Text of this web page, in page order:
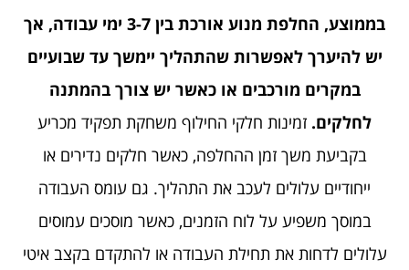
בממוצע, החלפת מנוע אורכת בין 3-7 ימי עבודה, אך
יש להיערך לאפשרות שהתהליך יימשך עד שבועיים
במקרים מורכבים או כאשר יש צורך בהמתנה
לחלקים. זמינות חלקי החילוף משחקת תפקיד מכריע
בקביעת משך זמן ההחלפה, כאשר חלקים נדירים או
ייחודיים עלולים לעכב את התהליך. גם עומס העבודה
במוסך משפיע על לוח הזמנים, כאשר מוסכים עמוסים
עלולים לדחות את תחילת העבודה או להתקדם בקצב איטי